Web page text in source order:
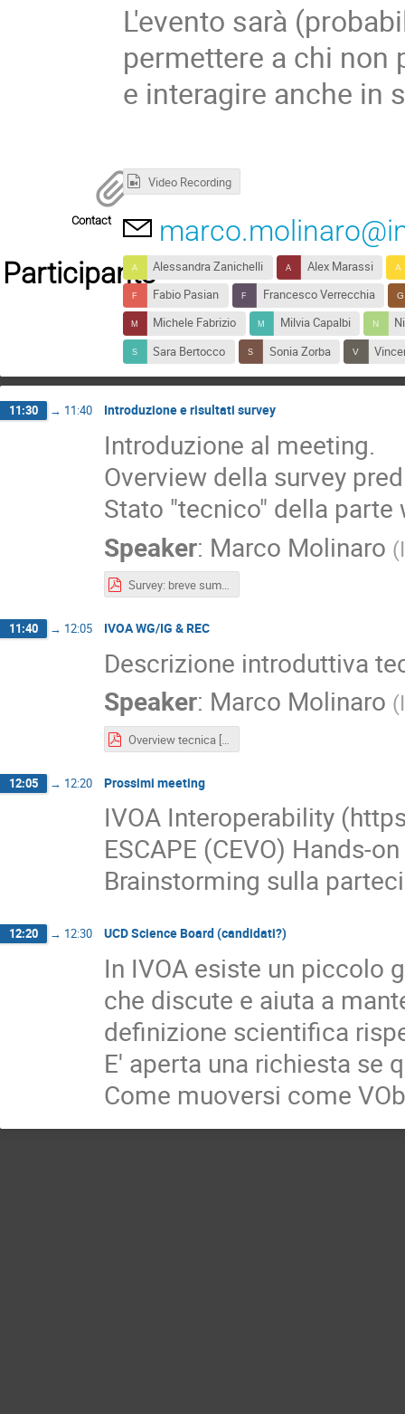
L'evento sarà
permettere a chi
e interagire anche in
Video Recording
Contact
ParticipantsAlessandra Zanichelli
Alex Marassi
Fabio Pasian
Francesco Verrecchia
Michele Fabrizio
Milvia Capalbi
Sara Bertocco
Sonia Zorba
11:30 → 11:40 Introduzione e risultati survey
Introduzione al meeting.
Overview della survey
Stato "tecnico" della
Speaker: Marco Molinaro (
Survey: breve summary [pdf]
11:40 → 12:05 IVOA WG/IG & REC
Descrizione introduttiva
Speaker: Marco Molinaro (
Overview tecnica [pdf supporto]
12:05 → 12:20 Prossimi meeting
IVOA Interoperability
ESCAPE (CEVO) Hands-
Brainstorming sulla
12:20 → 12:30 UCD Science Board (candidati?)
In IVOA esiste un piccolo
che discute e aiuta a
definizione scientifica
E' aperta una richiesta se
Come muoversi come